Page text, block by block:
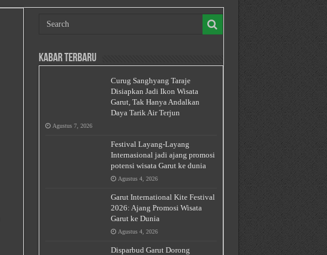
Kabar Terbaru
Curug Sanghyang Taraje
Disiapkan Jadi Ikon Wisata
Garut, Tak Hanya Andalkan
Daya Tarik Air Terjun
Agustus 7, 2026
Festival Layang-Layang
Internasional jadi ajang promosi
potensi wisata Garut ke dunia
Agustus 4, 2026
Garut International Kite Festival
2026: Ajang Promosi Wisata
Garut ke Dunia
Agustus 4, 2026
Disparbud Garut Dorong